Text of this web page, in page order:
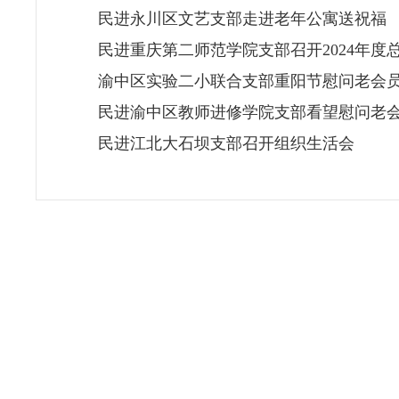
民进永川区文艺支部走进老年公寓送祝福
民进重庆第二师范学院支部召开2024年度
渝中区实验二小联合支部重阳节慰问老会
民进渝中区教师进修学院支部看望慰问老
民进江北大石坝支部召开组织生活会